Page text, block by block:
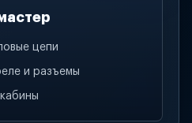
цепи
и разъемы